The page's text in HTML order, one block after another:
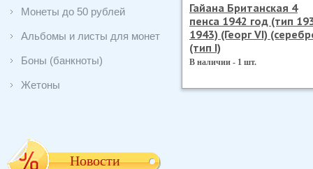
Монеты до 50 рублей
Альбомы и листы для монет
Боны (банкноты)
Жетоны
Новости
Гайана Британская 4
пенса 1942 год (тип
1943) (Георг VI)
(тип I)
В наличии - 1 шт.